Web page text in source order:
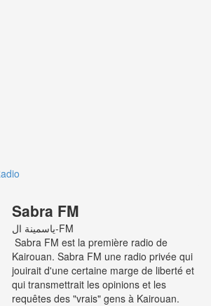
Sabra FM
ياسمينة ال-FM
Sabra FM est la première radio de
Kairouan. Sabra FM une radio privée qui
jouirait d'une certaine marge de liberté et
qui transmettrait les opinions et les
requêtes des "vrais" gens à Kairouan.